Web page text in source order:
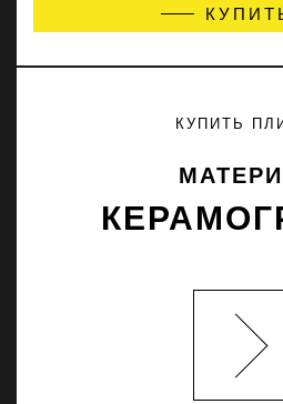
КУПИТЬ